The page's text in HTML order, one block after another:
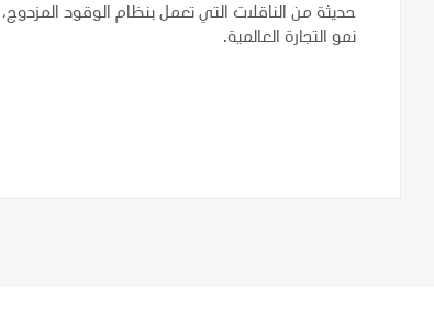
حديثة من الناقلات التي تعمل بنظام الوقود
نمو التجارة العالمية.